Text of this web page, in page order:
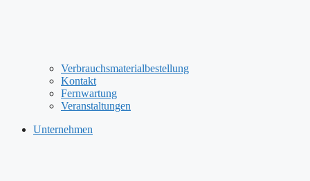
Verbrauchsmaterialbestellung
Kontakt
Fernwartung
Veranstaltungen
Unternehmen